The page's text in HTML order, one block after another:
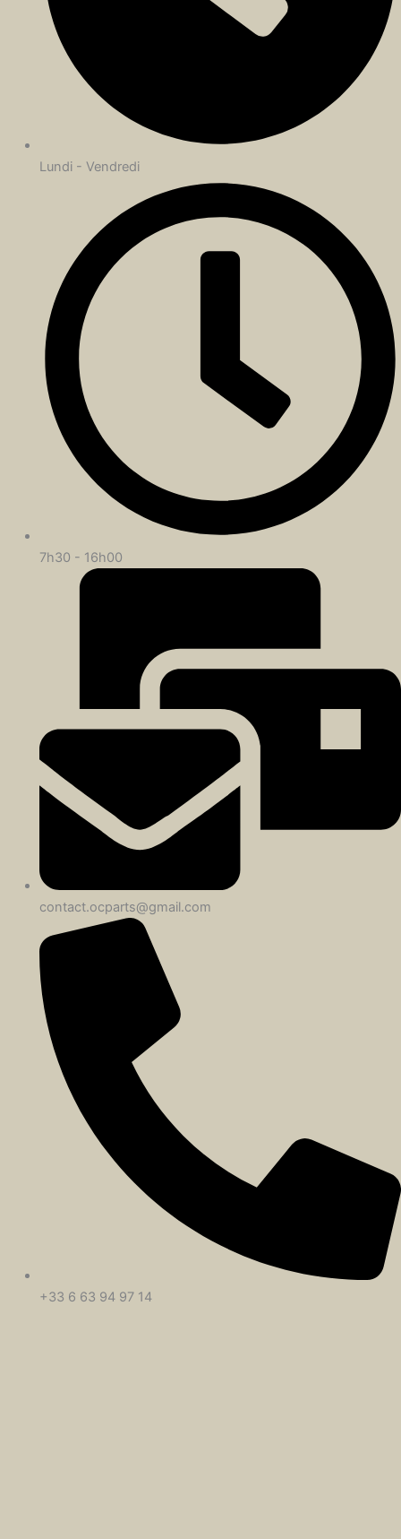
Lundi - Vendredi
7h30 - 16h00
contact.ocparts@gmail.com
+33 6 63 94 97 14